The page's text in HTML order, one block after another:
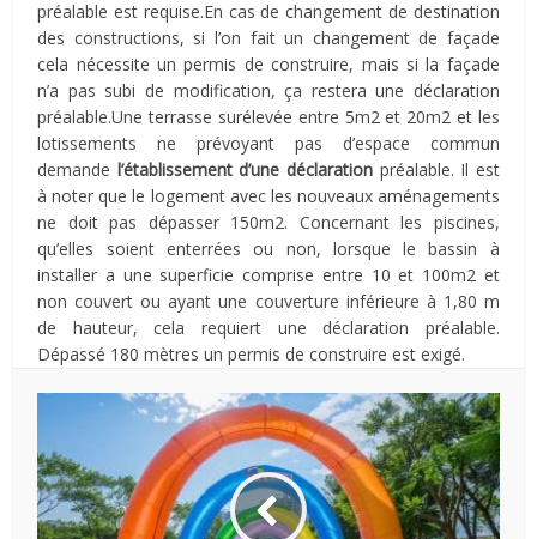
préalable est requise.En cas de changement de destination
des constructions, si l’on fait un changement de façade
cela nécessite un permis de construire, mais si la façade
n’a pas subi de modification, ça restera une déclaration
préalable.Une terrasse surélevée entre 5m2 et 20m2 et les
lotissements ne prévoyant pas d’espace commun
demande l’établissement d’une déclaration préalable. Il est
à noter que le logement avec les nouveaux aménagements
ne doit pas dépasser 150m2. Concernant les piscines,
qu’elles soient enterrées ou non, lorsque le bassin à
installer a une superficie comprise entre 10 et 100m2 et
non couvert ou ayant une couverture inférieure à 1,80 m
de hauteur, cela requiert une déclaration préalable.
Dépassé 180 mètres un permis de construire est exigé.